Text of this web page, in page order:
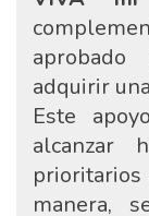
adquirir
Este
alcanzar
manera,